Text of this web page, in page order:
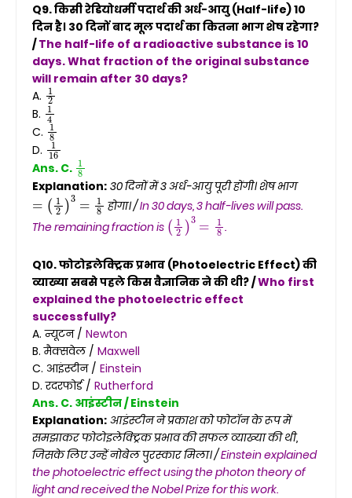
Q9. किसी रेडियोधर्मी पदार्थ की अर्ध-आयु (Half-life) 10
दिन है। 30 दिनों बाद मूल पदार्थ का कितना भाग शेष रहेगा?
/The half-life of a radioactive substance is 10
days. What fraction of the original substance
will remain after 30 days?
A. 12
B. 4
C. 18
D. 16
Ans. C. 18
Explanation: 30 दिनों में 3 अर्ध-आयु पूरी होंगी। शेष भाग
12) 3= होगा। /In 30 days, 3 half-lives will pass.
The remaining fraction is (1 2)3 .
Q10. फोटोइलेक्ट्रिक प्रभाव (Photoelectric Effect) की
व्याख्या सबसे पहले किस वैज्ञानिक ने की थी? /Who first
explained the photoelectric effect
successfully?
A. न्यूटन / Newton
B. मैक्सवेल / Maxwell
C. आइंस्टीन / Einstein
D. रदरफोर्ड / Rutherford
Ans. C. आइंस्टीन / Einstein
Explanation: आइंस्टीन ने प्रकाश को फोटॉन के रूप में
समझाकर फोटोइलेक्ट्रिक प्रभाव की सफल व्याख्या की थी,
जिसके लिए उन्हें नोबेल पुरस्कार मिला। /Einstein explained
the photoelectric effect using the photon theory of
light and received the Nobel Prize for this work.